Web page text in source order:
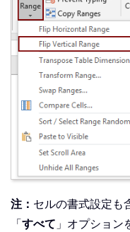
注： セルの書式設定も
「すべて 」オプショ